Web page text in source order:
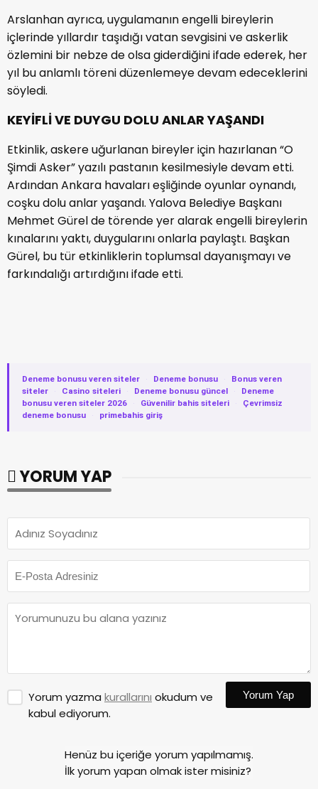
Arslanhan ayrıca, uygulamanın engelli bireylerin
içlerinde yıllardır taşıdığı vatan sevgisini ve askerlik
özlemini bir nebze de olsa giderdiğini ifade ederek, her
yıl bu anlamlı töreni düzenlemeye devam edeceklerini
söyledi.
KEYİFLİ VE DUYGU DOLU ANLAR YAŞANDI
Etkinlik, askere uğurlanan bireyler için hazırlanan “O
Şimdi Asker” yazılı pastanın kesilmesiyle devam etti.
Ardından Ankara havaları eşliğinde oyunlar oynandı,
coşku dolu anlar yaşandı. Yalova Belediye Başkanı
Mehmet Gürel de törende yer alarak engelli bireylerin
kınalarını yaktı, duygularını onlarla paylaştı. Başkan
Gürel, bu tür etkinliklerin toplumsal dayanışmayı ve
farkındalığı artırdığını ifade etti.
Deneme bonusu veren siteler · Deneme bonusu ·
Bonus veren
siteler
· Casino siteleri · Deneme bonusu güncel ·
Deneme
bonusu veren siteler 2026
· Güvenilir bahis siteleri ·
Çevrimsiz
deneme bonusu
· primebahis giriş
YORUM YAP
Yorum yazma kurallarını okudum ve
kabul ediyorum.
Yorum Yap
Henüz bu içeriğe yorum yapılmamış.
İlk yorum yapan olmak ister misiniz?